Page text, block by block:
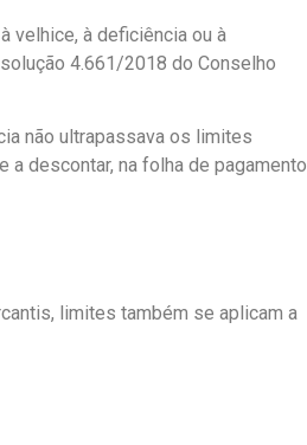
velhice, à deficiência ou à
4.661/2018 do Conselho
não ultrapassava os limites
descontar, na folha de pagamento
limites também se aplicam a